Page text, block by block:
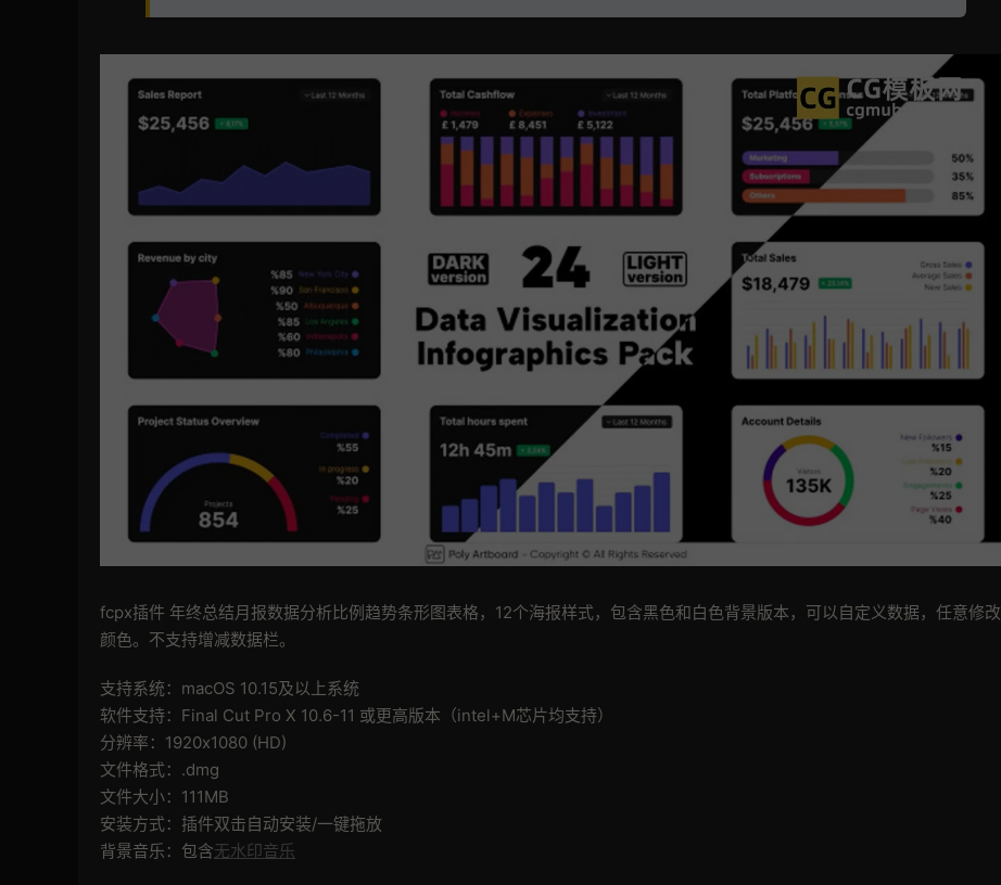
fcpx插件 年终总结月报数据分析比例趋势条形图表格，12个海报样式，包含黑色和白色背景版本，可以自定义数据，任意修改
颜色。不支持增减数据栏。
支持系统：macOS 10.15及以上系统
软件支持：Final Cut Pro X 10.6-11 或更高版本（intel+M芯片均支持）
分辨率：1920x1080 (HD)
文件格式：.dmg
文件大小：111MB
安装方式：插件双击自动安装/一键拖放
背景音乐：包含无水印音乐